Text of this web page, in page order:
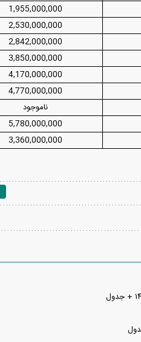
1,955,000,000
2,530,000,000
2,842,000,000
3,850,000,000
4,170,000,000
4,770,000,000
ناموجود
5,780,000,000
3,360,000,000